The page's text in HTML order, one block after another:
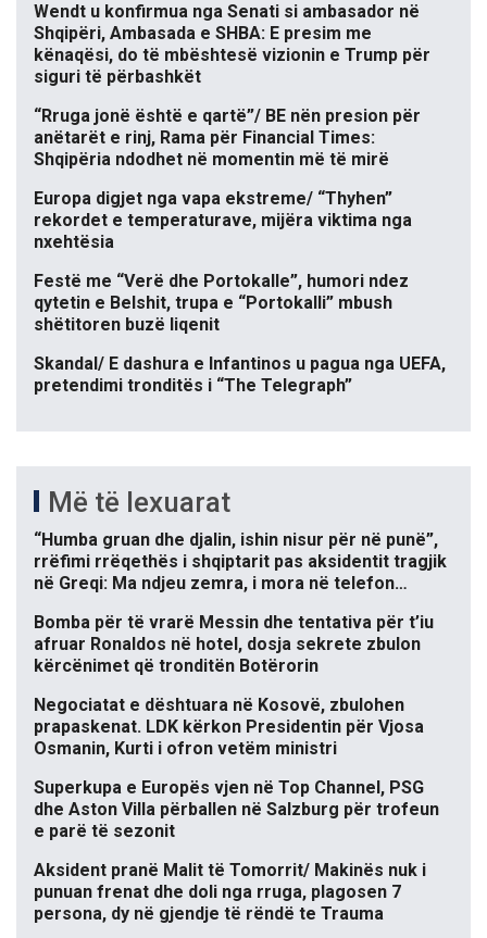
Wendt u konfirmua nga Senati si ambasador në
Shqipëri, Ambasada e SHBA: E presim me
kënaqësi, do të mbështesë vizionin e Trump për
siguri të përbashkët
“Rruga jonë është e qartë”/ BE nën presion për
anëtarët e rinj, Rama për Financial Times:
Shqipëria ndodhet në momentin më të mirë
Europa digjet nga vapa ekstreme/ “Thyhen”
rekordet e temperaturave, mijëra viktima nga
nxehtësia
Festë me “Verë dhe Portokalle”, humori ndez
qytetin e Belshit, trupa e “Portokalli” mbush
shëtitoren buzë liqenit
Skandal/ E dashura e Infantinos u pagua nga UEFA,
pretendimi tronditës i “The Telegraph”
Më të lexuarat
“Humba gruan dhe djalin, ishin nisur për në punë”,
rrëfimi rrëqethës i shqiptarit pas aksidentit tragjik
në Greqi: Ma ndjeu zemra, i mora në telefon…
Bomba për të vrarë Messin dhe tentativa për t’iu
afruar Ronaldos në hotel, dosja sekrete zbulon
kërcënimet që tronditën Botërorin
Negociatat e dështuara në Kosovë, zbulohen
prapaskenat. LDK kërkon Presidentin për Vjosa
Osmanin, Kurti i ofron vetëm ministri
Superkupa e Europës vjen në Top Channel, PSG
dhe Aston Villa përballen në Salzburg për trofeun
e parë të sezonit
Aksident pranë Malit të Tomorrit/ Makinës nuk i
punuan frenat dhe doli nga rruga, plagosen 7
persona, dy në gjendje të rëndë te Trauma